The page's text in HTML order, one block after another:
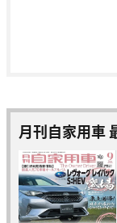
月刊自家用車